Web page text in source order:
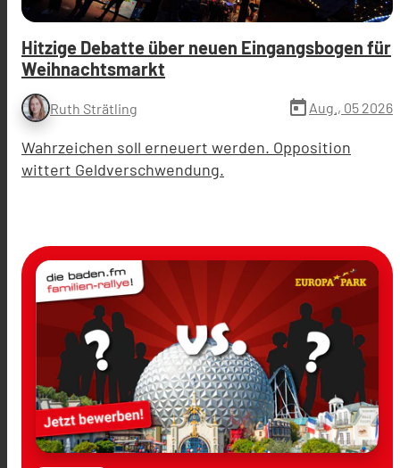
Hitzige Debatte über neuen Eingangsbogen für
Weihnachtsmarkt
Ruth Strätling today Aug., 05 2026
Wahrzeichen soll erneuert werden. Opposition
wittert Geldverschwendung.